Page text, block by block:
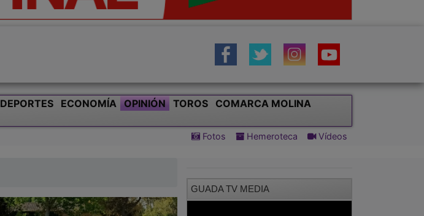
DEPORTES ECONOMÍA OPINIÓN TOROS
COMARCA MOLINA
Fotos Hemeroteca Vídeos
GUADA TV MEDIA